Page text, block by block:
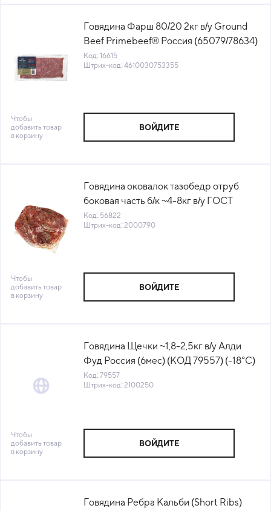
Говядина Фарш 80/20 2кг в/у Ground
Beef Primebeef® Россия (65079/78634)
(КОД 16615) (-18°С)
Код: 16615
Штрих-код: 4610030753355
Чтобы
добавить товар
в корзину
ВОЙДИТЕ
Говядина оковалок тазобедр отруб
боковая часть б/к ~4-8кг в/у ГОСТ
Мясная династия (790) (КОД 56822)
(-18°С)
Код: 56822
Штрих-код: 2000790
Чтобы
добавить товар
в корзину
ВОЙДИТЕ
Говядина Щечки ~1,8-2,5кг в/у Алди
Фуд Россия (6мес) (КОД 79557) (-18°С)
Код: 79557
Штрих-код: 2100250
Чтобы
добавить товар
в корзину
ВОЙДИТЕ
Говядина Ребра Кальби (Short Ribs)